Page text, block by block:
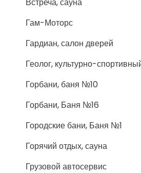
Гам-Моторс
Гардиан, салон дверей
Геолог, культурно-
Горбани, баня №10
Горбани, Баня №16
Городские бани, Баня №1
Горячий отдых, сауна
Грузовой автосервис